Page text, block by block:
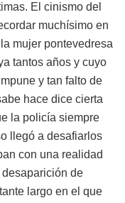
El cinismo del
muchísimo en
mujer pontevedresa
tantos años y cuyo
y tan falto de
hace dice cierta
la policía siempre
llegó a desafiarlos
con una realidad
de
largo en el que